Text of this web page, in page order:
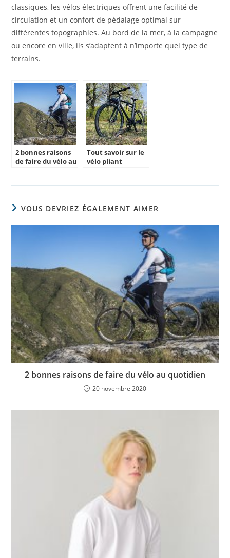
classiques, les vélos électriques offrent une facilité de
circulation et un confort de pédalage optimal sur
différentes topographies. Au bord de la mer, à la campagne
ou encore en ville, ils s’adaptent à n’importe quel type de
terrains.
2 bonnes raisons
de faire du vélo au
Tout savoir sur le
vélo pliant
VOUS DEVRIEZ ÉGALEMENT AIMER
2 bonnes raisons de faire du vélo au quotidien
20 novembre 2020